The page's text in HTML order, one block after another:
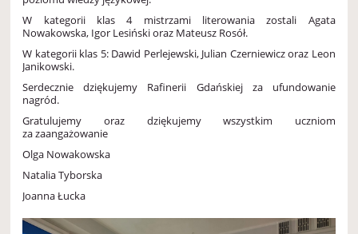
W kategorii klas 4 mistrzami literowania zostali Agata
Nowakowska, Igor Lesiński oraz Mateusz Rosół.
W kategorii klas 5: Dawid Perlejewski, Julian Czerniewicz oraz Leon
Janikowski.
Serdecznie dziękujemy Rafinerii Gdańskiej za ufundowanie
nagród.
Gratulujemy oraz dziękujemy wszystkim uczniom
za zaangażowanie
Olga Nowakowska
Natalia Tyborska
Joanna Łucka